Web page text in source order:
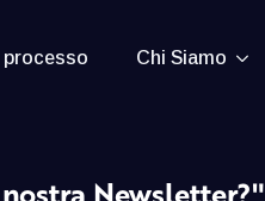
processo Chi Siamo